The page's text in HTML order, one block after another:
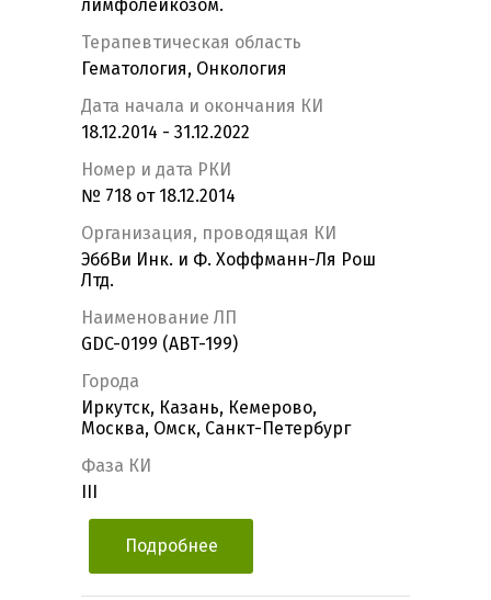
лимфолейкозом.
Терапевтическая область
Гематология, Онкология
Дата начала и окончания КИ
18.12.2014 - 31.12.2022
Номер и дата РКИ
№ 718 от 18.12.2014
Организация, проводящая КИ
ЭббВи Инк. и Ф. Хоффманн-Ля Рош
Лтд.
Наименование ЛП
GDC-0199 (ABT-199)
Города
Иркутск, Казань, Кемерово,
Москва, Омск, Санкт-Петербург
Фаза КИ
Подробнее